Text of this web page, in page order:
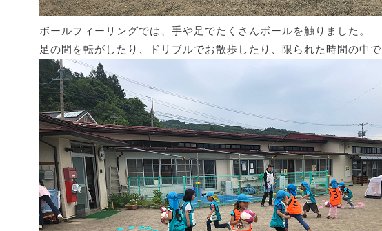
ボールフィーリングでは、手や足でたくさんボールを触りました。
足の間を転がしたり、ドリブルでお散歩したり、限られた時間の中